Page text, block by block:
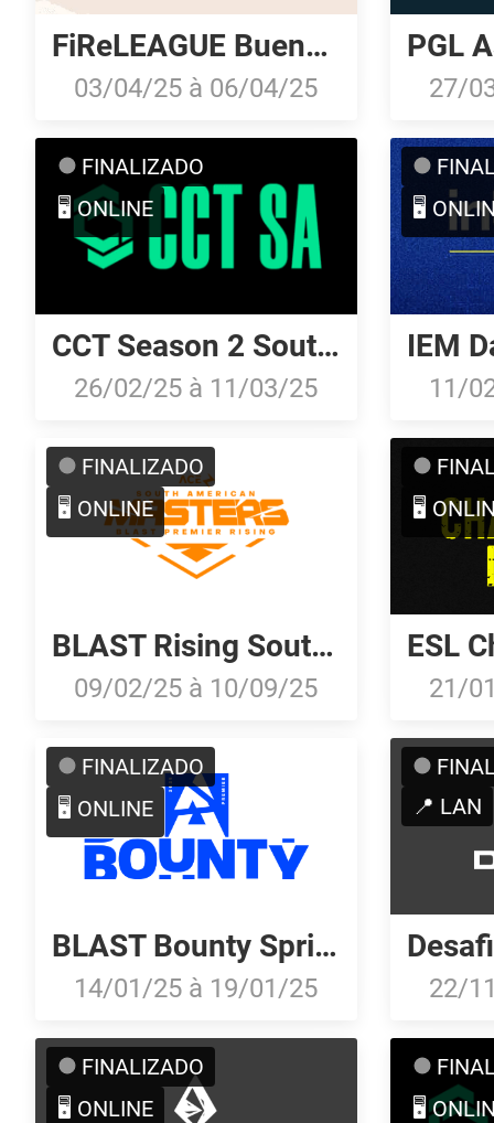
FiReLEAGUE Buenos Aires 2025: Brazilian Qualifier
03/04/25 à 06/04/25 27/
FINALIZADO
🖥️ ONLINE
CCT Season 2 South American Series #8
26/02/25 à 11/03/25
🖥️
11/
FINALIZADO
🖥️ ONLINE
BLAST Rising South America Spring 2025
09/02/25 à 10/09/25
🖥️
21/
FINALIZADO
🖥️ ONLINE
BLAST Bounty Spring 2025: Closed Qualifier
14/01/25 à 19/01/25
📍 LAN
22/
FINALIZADO
🖥️ ONLINE
🖥️